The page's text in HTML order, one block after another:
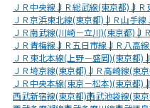
ＪＲ中央線ＪＲ総武線(東京都)ＪＲ
ＪＲ京浜東北線(東京都)ＪＲ山手線
ＪＲ南武線(川崎－立川)(東京都)Ｊ
ＪＲ青梅線ＪＲ五日市線ＪＲ八高
ＪＲ東北本線(上野－盛岡)(東京都)
ＪＲ埼京線(東京都)ＪＲ高崎線(東
ＪＲ中央本線(東京－松本)(東京都)
西武新宿線(東京都)西武池袋線(東